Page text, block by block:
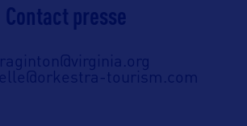
Contact presse
tourism.com